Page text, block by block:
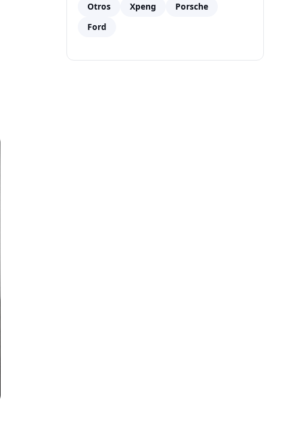
Otros
Xpeng
Porsche
Ford